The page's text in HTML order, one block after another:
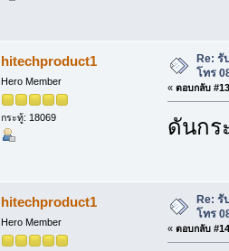
hitechproduct1
Hero Member
กระทู้: 18069
Re: รั
โทร
« ตอบกลับ
ดันก
hitechproduct1
Hero Member
Re: รั
โทร
« ตอบกลับ